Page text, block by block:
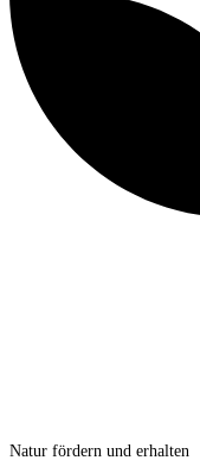
Natur fördern und erhalten